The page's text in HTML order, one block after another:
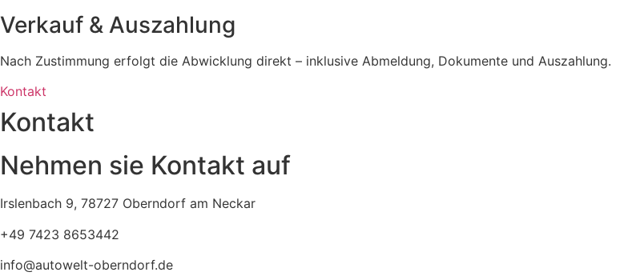
Verkauf & Auszahlung
Nach Zustimmung erfolgt die Abwicklung direkt – inklusive Abmeldung, Dokumente und Auszahlung.
Kontakt
Kontakt
Nehmen sie Kontakt auf
Irslenbach 9, 78727 Oberndorf am Neckar
+49 7423 8653442
info@autowelt-oberndorf.de